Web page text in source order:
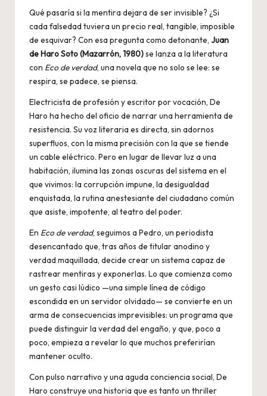
Qué pasaría si la mentira dejara de ser invisible? ¿Si
cada falsedad tuviera un precio real, tangible, imposible
de esquivar? Con esa pregunta como detonante, Juan
de Haro Soto (Mazarrón, 1980)se lanza a la literatura
con Eco de verdad, una novela que no solo se lee: se
respira, se padece, se piensa.
Electricista de profesión y escritor por vocación, De
Haro ha hecho del oficio de narrar una herramienta de
resistencia. Su voz literaria es directa, sin adornos
superfluos, con la misma precisión con la que se tiende
un cable eléctrico. Pero en lugar de llevar luz a una
habitación, ilumina las zonas oscuras del sistema en el
que vivimos: la corrupción impune, la desigualdad
enquistada, la rutina anestesiante del ciudadano común
que asiste, impotente, al teatro del poder.
En Eco de verdad, seguimos a Pedro, un periodista
desencantado que, tras años de titular anodino y
verdad maquillada, decide crear un sistema capaz de
rastrear mentiras y exponerlas. Lo que comienza como
un gesto casi lúdico —una simple línea de código
escondida en un servidor olvidado— se convierte en un
arma de consecuencias imprevisibles: un programa que
puede distinguir la verdad del engaño, y que, poco a
poco, empieza a revelar lo que muchos preferirían
mantener oculto.
Con pulso narrativo y una aguda conciencia social, De
Haro construye una historia que es tanto un thriller